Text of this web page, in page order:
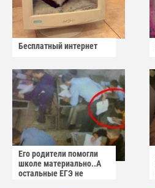
Бесплатный интернет
Его родители помогли
школе материально..А
остальные ЕГЭ не